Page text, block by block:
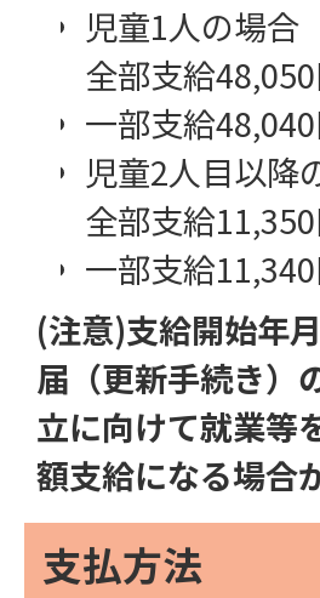
児童1人の場合
全部支給
一部支給
児童2人目以降
全部支給
一部支給
(注意)支給開始年
届（更新手続き）
立に向けて就業等
額支給になる場合
支払方法